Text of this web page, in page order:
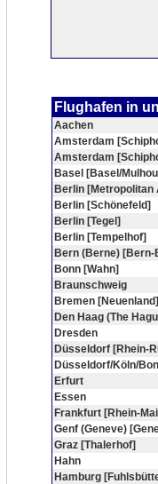
Flughafen in
Aachen
Amsterdam
Amsterdam
Basel [Basel/
Berlin [Metropolitan
Berlin [Schönefeld]
Berlin [Tegel]
Berlin [Tempelhof]
Bern (Berne) [Bern-
Bonn [Wahn]
Braunschweig
Bremen [Neuenland]
Den Haag (The
Dresden
Düsseldorf [Rhein-
Düsseldorf/Köln/
Erfurt
Essen
Frankfurt [Rhein-
Genf (Geneve)
Graz [Thalerhof]
Hahn
Hamburg